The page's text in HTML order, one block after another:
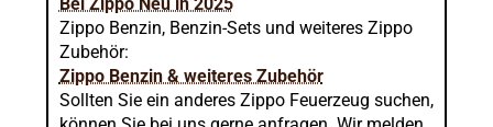
Zippo Benzin, Benzin-Sets und weiteres Zippo
Zubehör:
Zippo Benzin & weiteres Zubehör
Sollten Sie ein anderes Zippo Feuerzeug suchen,